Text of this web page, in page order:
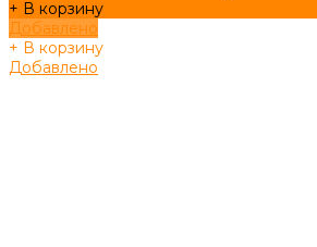
+ В корзину
Добавлено
+ В корзину
Добавлено